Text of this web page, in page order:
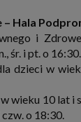
Hala
i
śr. i pt. o 16:30.
dzieci w
wieku 10 lat i
o 18:30.